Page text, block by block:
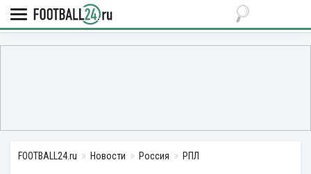
FOOTBALL24.ru Новости Россия РПЛ